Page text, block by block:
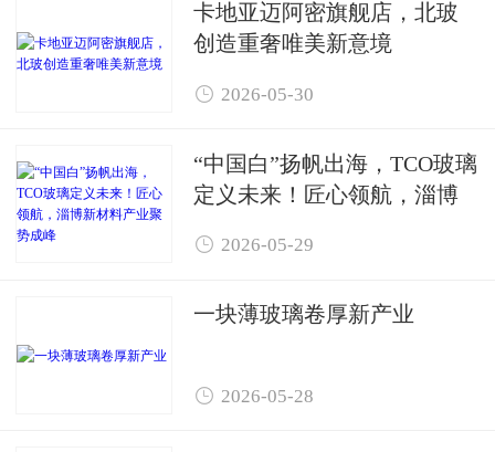
卡地亚迈阿密旗舰店，北玻
创造重奢唯美新意境
 2026-05-30
“中国白”扬帆出海，TCO玻璃
定义未来！匠心领航，淄博
 2026-05-29
一块薄玻璃卷厚新产业
 2026-05-28